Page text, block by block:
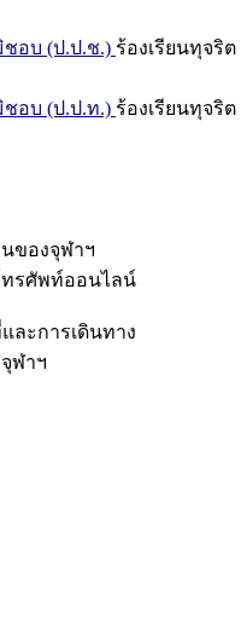
ชอบ (ป.ป.ช.) ร้องเรียนทุจริต
ชอบ (ป.ป.ท.) ร้องเรียนทุจริต
ของจุฬาฯ
รศัพท์ออนไลน์
ละการเดินทาง
ฬาฯ